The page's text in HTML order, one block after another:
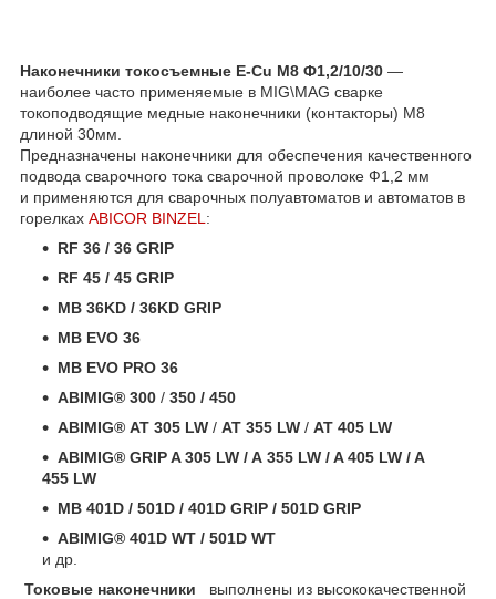
Наконечники токосъемные E-Cu М8 Ф1,2/10/30 ―
наиболее часто применяемые в MIG\MAG сварке
токоподводящие медные наконечники (контакторы) М8
длиной 30мм.
Предназначены наконечники для обеспечения качественного
подвода сварочного тока сварочной проволоке Ф1,2 мм
и применяются для сварочных полуавтоматов и автоматов в
горелках ABICOR BINZEL :
RF 36 / 36 GRIP
RF 45 / 45 GRIP
MB 36KD / 36KD GRIP
MB EVO 36
MB EVO PRO 36
ABIMIG® 300 / 350 / 450
ABIMIG® AT 305 LW / AT 355 LW / AT 405 LW
ABIMIG® GRIP A 305 LW / A 355 LW / A 405 LW / A
455 LW
MB 401D / 501D / 401D GRIP / 501D GRIP
ABIMIG® 401D WT / 501D WT
и др.
Токовые наконечники
выполнены из высококачественной